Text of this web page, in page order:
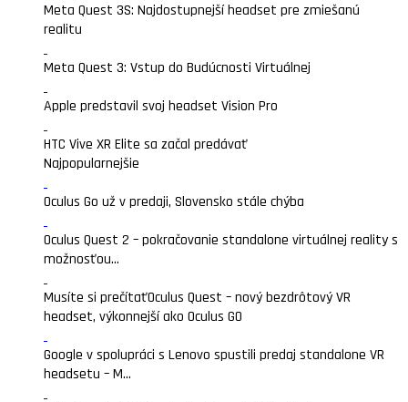
Meta Quest 3S: Najdostupnejší headset pre zmiešanú
realitu
Meta Quest 3: Vstup do Budúcnosti Virtuálnej
Apple predstavil svoj headset Vision Pro
HTC Vive XR Elite sa začal predávať
Najpopularnejšie
Oculus Go už v predaji, Slovensko stále chýba
Oculus Quest 2 – pokračovanie standalone virtuálnej reality s
možnosťou...
Musíte si prečítaťOculus Quest – nový bezdrôtový VR
headset, výkonnejší ako Oculus GO
Google v spolupráci s Lenovo spustili predaj standalone VR
headsetu – M...